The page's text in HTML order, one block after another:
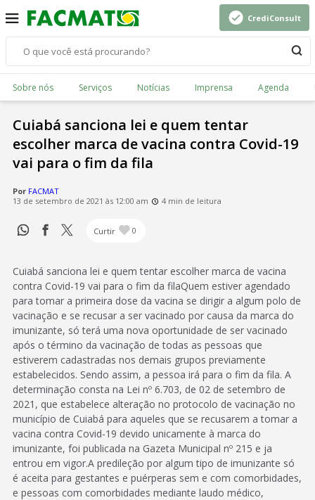
CrediConsult
Sobre nós Serviços Notícias Imprensa Agenda
Cuiabá sanciona lei e quem tentar
escolher marca de vacina contra Covid-19
vai para o fim da fila
Por FACMAT
13 de setembro de 2021 às 12:00 am
4 min de leitura
Curtir 0
Cuiabá sanciona lei e quem tentar escolher marca de vacina
contra Covid-19 vai para o fim da filaQuem estiver agendado
para tomar a primeira dose da vacina se dirigir a algum polo de
vacinação e se recusar a ser vacinado por causa da marca do
imunizante, só terá uma nova oportunidade de ser vacinado
após o término da vacinação de todas as pessoas que
estiverem cadastradas nos demais grupos previamente
estabelecidos. Sendo assim, a pessoa irá para o fim da fila. A
determinação consta na Lei nº 6.703, de 02 de setembro de
2021, que estabelece alteração no protocolo de vacinação no
município de Cuiabá para aqueles que se recusarem a tomar a
vacina contra Covid-19 devido unicamente à marca do
imunizante, foi publicada na Gazeta Municipal nº 215 e ja
entrou em vigor.A predileção por algum tipo de imunizante só
é aceita para gestantes e puérperas sem e com comorbidades,
e pessoas com comorbidades mediante laudo médico,